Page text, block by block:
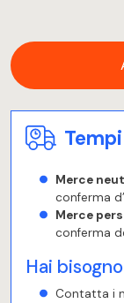
Merce
conferma
Merce
conferma
Hai
Contatta i